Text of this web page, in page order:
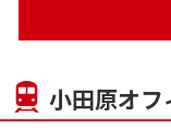
小田原オフ